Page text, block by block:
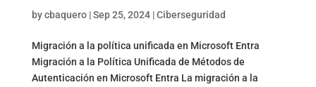
bycbaquero|Sep 25, 2024|Ciberseguridad
Migración a la política unificada en Microsoft Entra
Migración a la Política Unificada de Métodos de
Autenticación en Microsoft Entra La migración a la